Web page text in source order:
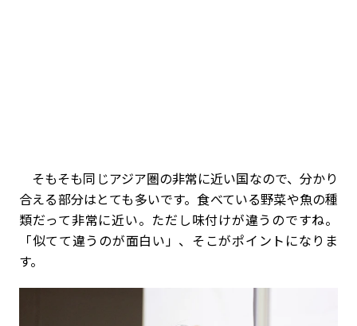
そもそも同じアジア圏の非常に近い国なので、分かり
合える部分はとても多いです。食べている野菜や魚の種
類だって非常に近い。ただし味付けが違うのですね。
「似てて違うのが面白い」、そこがポイントになりま
す。